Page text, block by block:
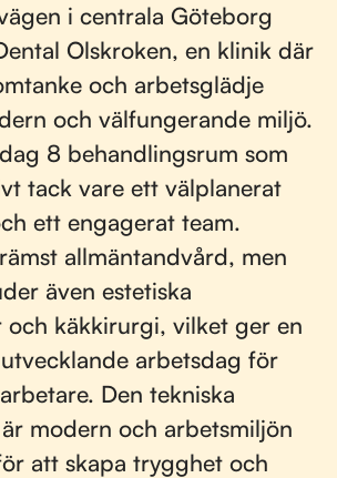
i centrala Göteborg
Olskroken, en klinik där
och arbetsglädje
och välfungerande miljö.
8 behandlingsrum som
tack vare ett välplanerat
ett engagerat team.
allmäntandvård, men
även estetiska
och käkkirurgi, vilket ger en
arbetsdag för
Den tekniska
modern och arbetsmiljön
att skapa trygghet och